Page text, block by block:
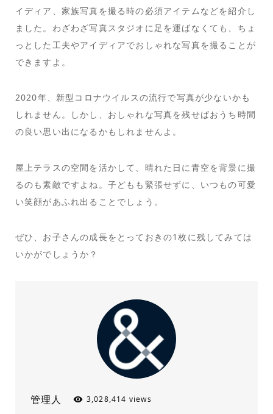
イディア、家族写真を撮る時の必須アイテムなどを紹介し
ました。わざわざ写真スタジオに足を運ばなくても、ちょ
っとした工夫やアイディアでおしゃれな写真を撮ることが
できますよ。
2020年、新型コロナウイルスの流行で写真が少ないかも
しれません。しかし、おしゃれな写真を残せばおうち時間
の良い思い出になるかもしれませんよ。
屋上テラスの空間を活かして、晴れた日に青空を背景に撮
るのも素敵ですよね。子どもも緊張せずに、いつもの可愛
い笑顔があふれ出ることでしょう。
ぜひ、お子さんの成長をとっておきの1枚に残してみては
いかがでしょうか？
管理人 3,028,414 views